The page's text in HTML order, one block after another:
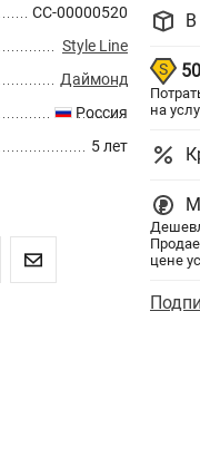
СС-00000520
Style Line
Даймонд
Россия
5 лет
50
на
цене